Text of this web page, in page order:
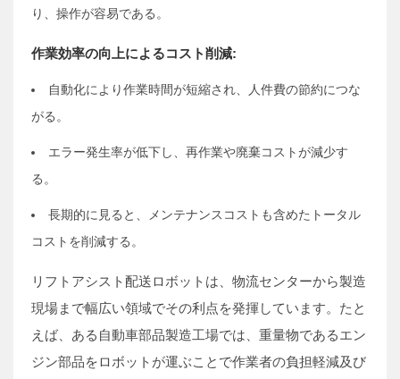
り、操作が容易である。
作業効率の向上によるコスト削減:
自動化により作業時間が短縮され、人件費の節約につな
がる。
エラー発生率が低下し、再作業や廃棄コストが減少す
る。
長期的に見ると、メンテナンスコストも含めたトータル
コストを削減する。
リフトアシスト配送ロボットは、物流センターから製造
現場まで幅広い領域でその利点を発揮しています。たと
えば、ある自動車部品製造工場では、重量物であるエン
ジン部品をロボットが運ぶことで作業者の負担軽減及び